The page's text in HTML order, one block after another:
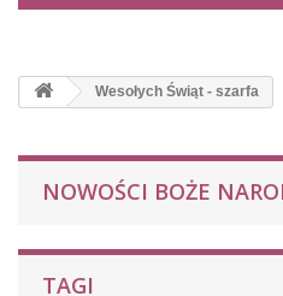
Wesołych Świąt - szarfa
NOWOŚCI BOŻE
TAGI